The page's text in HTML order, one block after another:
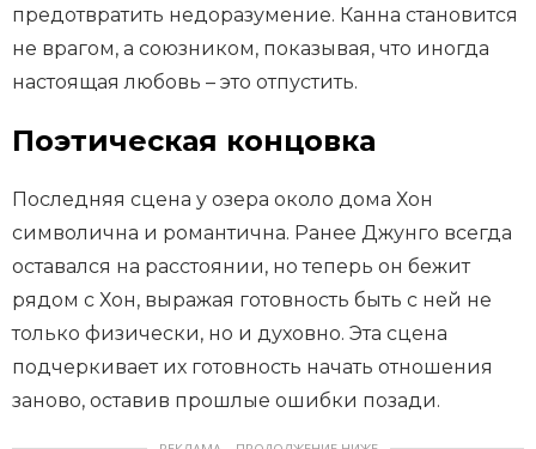
предотвратить недоразумение. Канна становится
не врагом, а союзником, показывая, что иногда
настоящая любовь – это отпустить.
Поэтическая концовка
Последняя сцена у озера около дома Хон
символична и романтична. Ранее Джунго всегда
оставался на расстоянии, но теперь он бежит
рядом с Хон, выражая готовность быть с ней не
только физически, но и духовно. Эта сцена
подчеркивает их готовность начать отношения
заново, оставив прошлые ошибки позади.